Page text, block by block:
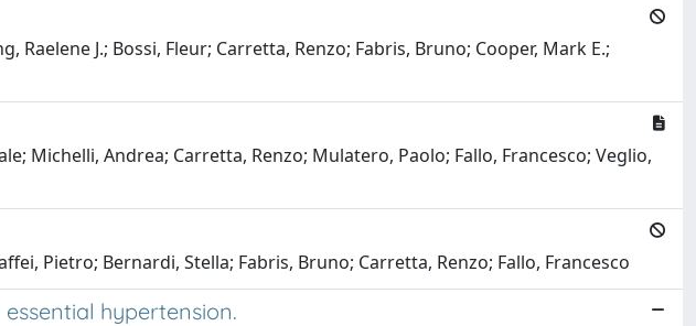
J.; Bossi, Fleur; Carretta, Renzo; Fabris, Bruno; Cooper, Mark E.;
Michelli, Andrea; Carretta, Renzo; Mulatero, Paolo; Fallo, Francesco; Veglio,
Pietro; Bernardi, Stella; Fabris, Bruno; Carretta, Renzo; Fallo, Francesco
hypertension.